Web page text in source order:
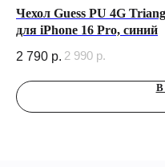
Чехол Guess PU 4G
для iPhone 16 Pro, синий
2 790 р. 2 990 р.
В